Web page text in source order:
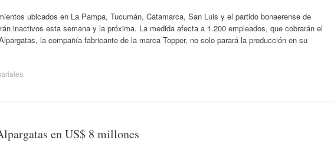
ubicados en La Pampa, Tucumán, Catamarca, San Luis y el partido bonaerense de
inactivos esta semana y la próxima. La medida afecta a 1.200 empleados, que cobrarán el
la compañía fabricante de la marca Topper, no solo parará la producción en su
en US$ 8 millones